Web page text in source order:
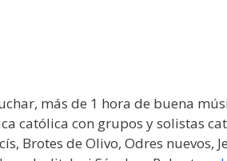
más de 1 hora de buena
católica con grupos y solistas
Brotes de Olivo, Odres nuevos,